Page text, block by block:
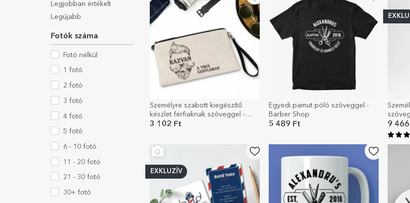
Legjobban értékelt
Legújabb
Fotók száma
Fotó nélkül
1 fotó
2 fotó
3 fotó
4 fotó
5 fotó
6 - 10 fotó
11 - 20 fotó
21 - 30 fotó
30+ fotó
Személyre szabott kiegészítő
készlet férfiaknak szöveggel -
Gentleman
3 102 Ft
Egyedi pamut póló szöveggel -
Barber Shop
5 489 Ft 9
EXKLUZÍV